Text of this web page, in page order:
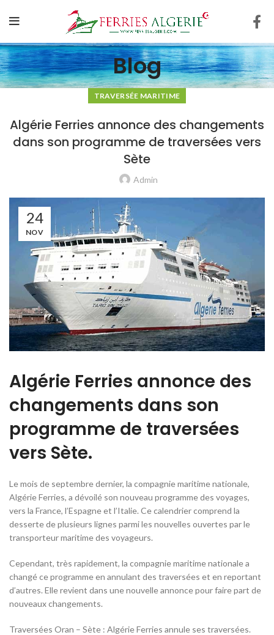
Blog
TRAVERSÉE MARITIME
Algérie Ferries annonce des changements
dans son programme de traversées vers
Sète
Admin
24
NOV
Algérie Ferries annonce des
changements dans son
programme de traversées
vers Sète.
Le mois de septembre dernier, la compagnie maritime nationale,
Algérie Ferries, a dévoilé son nouveau programme des voyages,
vers la France, l’Espagne et l’Italie. Ce calendrier comprend la
desserte de plusieurs lignes parmi les nouvelles ouvertes par le
transporteur maritime des voyageurs.
Cependant, très rapidement, la compagnie maritime nationale a
changé ce programme en annulant des traversées et en reportant
d’autres. Elle revient dans une nouvelle annonce pour faire part de
nouveaux changements.
Traversées Oran – Sète : Algérie Ferries annule ses traversées.